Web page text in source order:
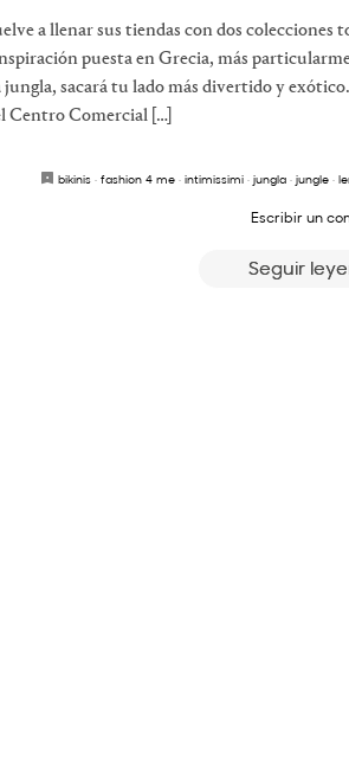
a llenar sus tiendas con dos colecciones
puesta en Grecia, más
jungla, sacará tu lado más divertido y
Centro Comercial […]
bikinis· fashion 4 me· intimissimi· jungla· jungle·
Escribir un
Seguir